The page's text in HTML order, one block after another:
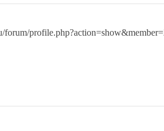
forum/